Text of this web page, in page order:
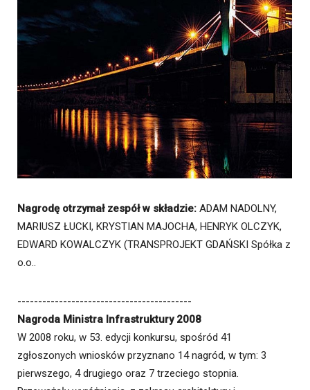
Nagrodę otrzymał zespół w składzie: ADAM NADOLNY,
MARIUSZ ŁUCKI, KRYSTIAN MAJOCHA, HENRYK OLCZYK,
EDWARD KOWALCZYK (TRANSPROJEKT GDAŃSKI Spółka z
o.o..
------------------------------------------
Nagroda Ministra Infrastruktury 2008
W 2008 roku, w 53. edycji konkursu, spośród 41
zgłoszonych wniosków przyznano 14 nagród, w tym: 3
pierwszego, 4 drugiego oraz 7 trzeciego stopnia.